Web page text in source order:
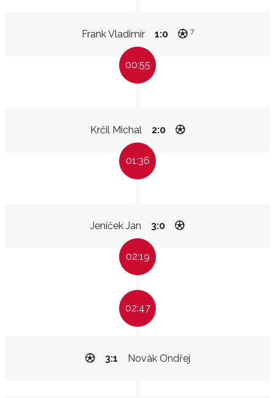
Frank Vladimír 1:0 7
00:55
Krčil Michal 2:0
01:36
Jeníček Jan 3:0
02:19
02:47
Novák Ondřej
3:1